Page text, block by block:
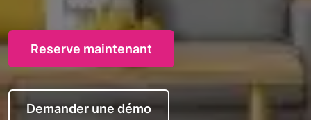
Reserve maintenant
Demander une démo